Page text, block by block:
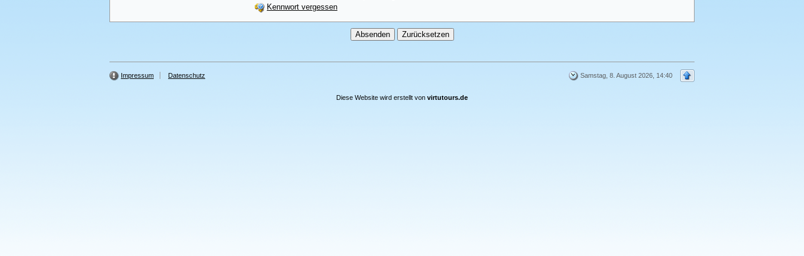
Kennwort vergessen
Impressum Datenschutz Samstag, 8. August 2026, 14:40
Diese Website wird erstellt von virtutours.de